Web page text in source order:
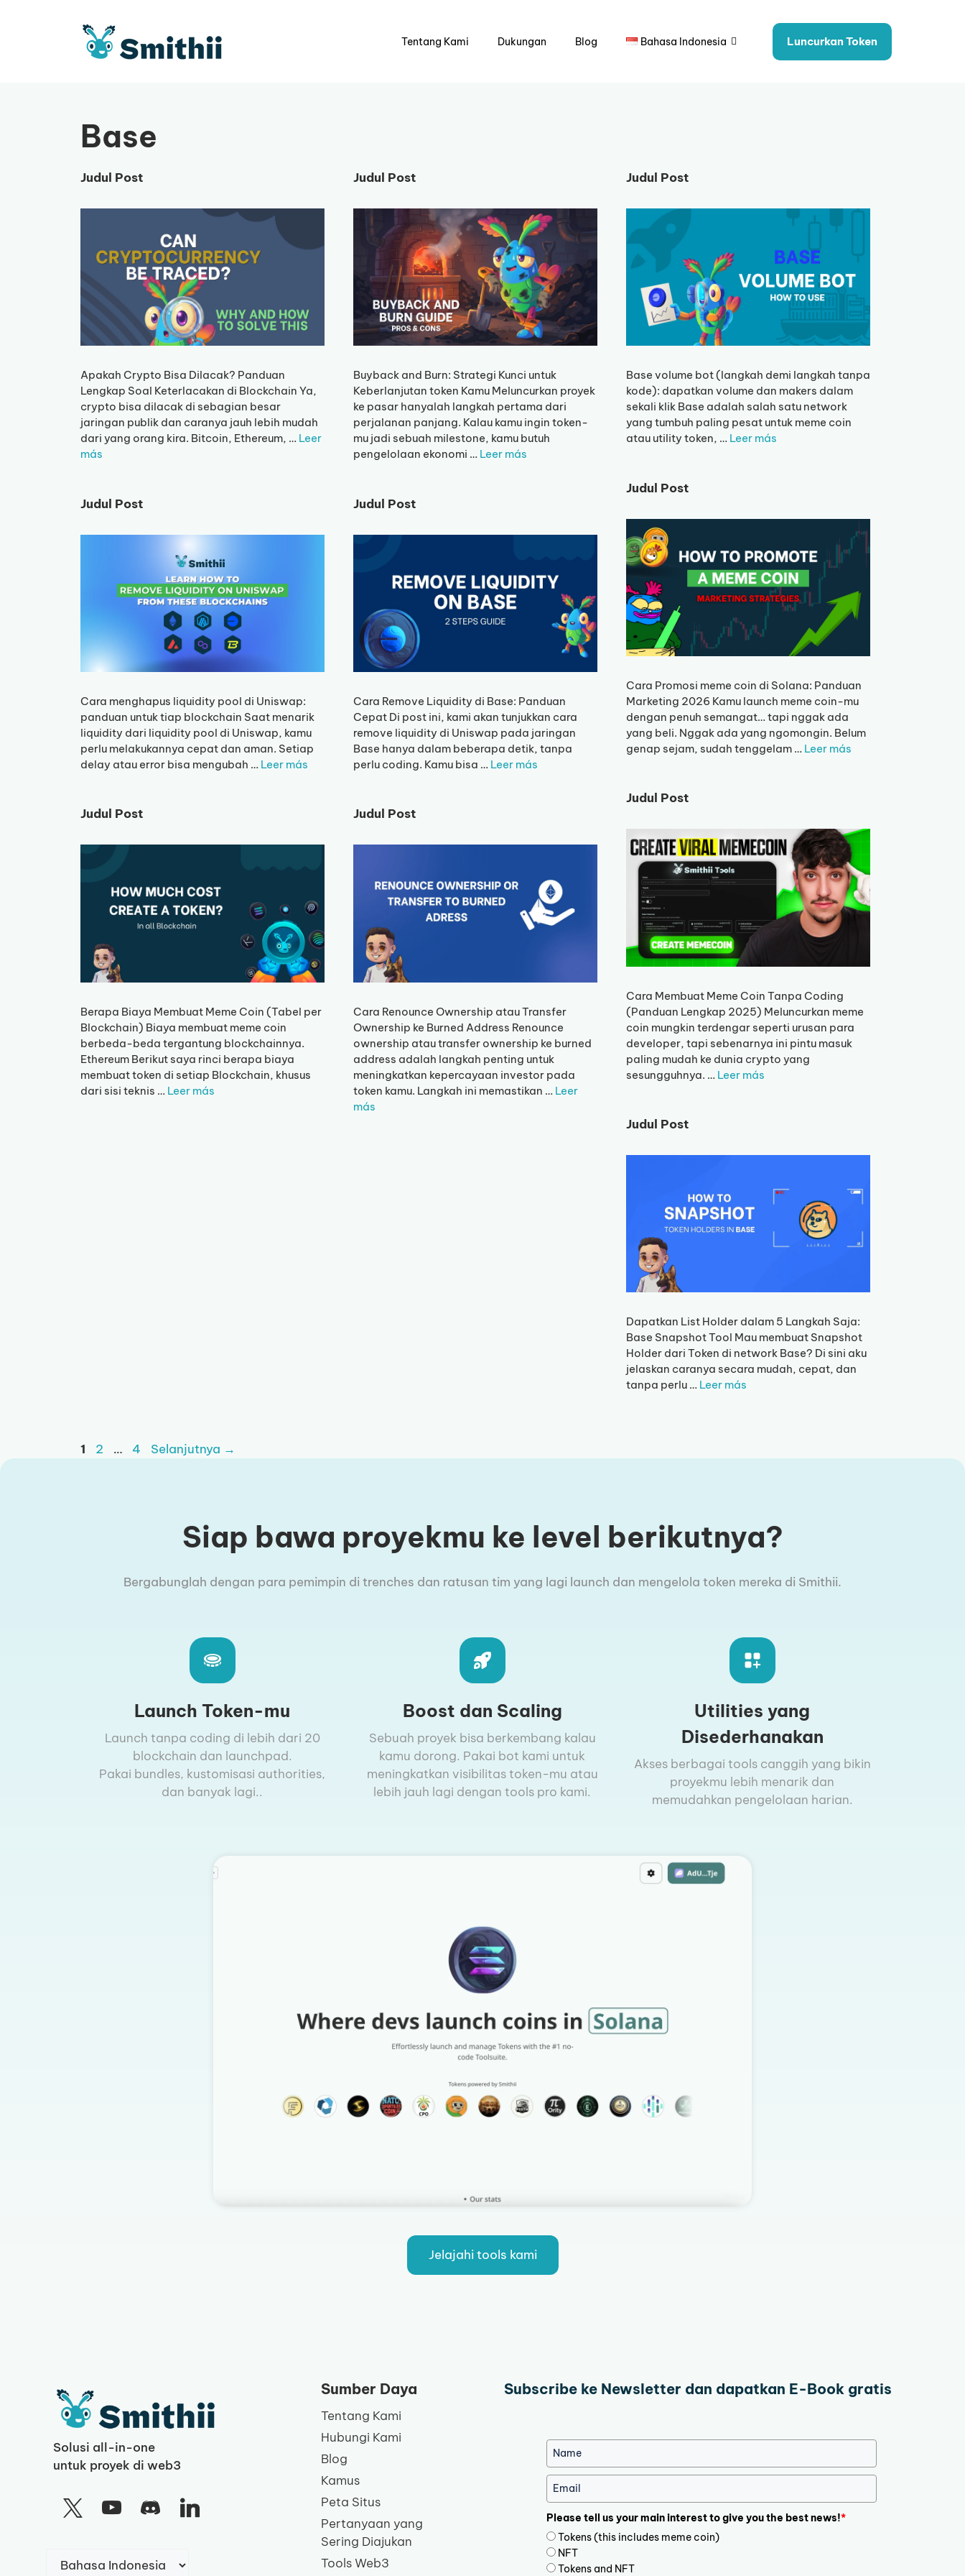
Tentang Kami Dukungan Blog Bahasa Indonesia Luncurkan Token
Base
Judul Post
Apakah Crypto Bisa Dilacak? Panduan
Lengkap Soal Keterlacakan di Blockchain Ya,
crypto bisa dilacak di sebagian besar
jaringan publik dan caranya jauh lebih mudah
dari yang orang kira. Bitcoin, Ethereum, … Leer
más
Judul Post
Buyback and Burn: Strategi Kunci untuk
Keberlanjutan token Kamu Meluncurkan proyek
ke pasar hanyalah langkah pertama dari
perjalanan panjang. Kalau kamu ingin token-
mu jadi sebuah milestone, kamu butuh
pengelolaan ekonomi … Leer más
Judul Post
Base volume bot (langkah demi langkah tanpa
kode): dapatkan volume dan makers dalam
sekali klik Base adalah salah satu network
yang tumbuh paling pesat untuk meme coin
atau utility token, … Leer más
Judul Post
Cara Promosi meme coin di Solana: Panduan
Marketing 2026 Kamu launch meme coin-mu
dengan penuh semangat… tapi nggak ada
yang beli. Nggak ada yang ngomongin. Belum
genap sejam, sudah tenggelam … Leer más
Judul Post
Cara menghapus liquidity pool di Uniswap:
panduan untuk tiap blockchain Saat menarik
liquidity dari liquidity pool di Uniswap, kamu
perlu melakukannya cepat dan aman. Setiap
delay atau error bisa mengubah … Leer más
Judul Post
Cara Remove Liquidity di Base: Panduan
Cepat Di post ini, kami akan tunjukkan cara
remove liquidity di Uniswap pada jaringan
Base hanya dalam beberapa detik, tanpa
perlu coding. Kamu bisa … Leer más
Judul Post
Cara Membuat Meme Coin Tanpa Coding
(Panduan Lengkap 2025) Meluncurkan meme
coin mungkin terdengar seperti urusan para
developer, tapi sebenarnya ini pintu masuk
paling mudah ke dunia crypto yang
sesungguhnya. … Leer más
Judul Post
Berapa Biaya Membuat Meme Coin (Tabel per
Blockchain) Biaya membuat meme coin
berbeda-beda tergantung blockchainnya.
Ethereum Berikut saya rinci berapa biaya
membuat token di setiap Blockchain, khusus
dari sisi teknis … Leer más
Judul Post
Cara Renounce Ownership atau Transfer
Ownership ke Burned Address Renounce
ownership atau transfer ownership ke burned
address adalah langkah penting untuk
meningkatkan kepercayaan investor pada
token kamu. Langkah ini memastikan … Leer
más
Judul Post
Dapatkan List Holder dalam 5 Langkah Saja:
Base Snapshot Tool Mau membuat Snapshot
Holder dari Token di network Base? Di sini aku
jelaskan caranya secara mudah, cepat, dan
tanpa perlu … Leer más
Halaman
1 Halaman
2 … Halaman
4 Selanjutnya →
Siap bawa proyekmu ke level berikutnya?
Bergabunglah dengan para pemimpin di trenches dan ratusan tim yang lagi launch dan mengelola token mereka di Smithii.
Launch Token-mu
Launch tanpa coding di lebih dari 20
blockchain dan launchpad.
Pakai bundles, kustomisasi authorities,
dan banyak lagi..
Boost dan Scaling
Sebuah proyek bisa berkembang kalau
kamu dorong. Pakai bot kami untuk
meningkatkan visibilitas token-mu atau
lebih jauh lagi dengan tools pro kami.
Utilities yang
Disederhanakan
Akses berbagai tools canggih yang bikin
proyekmu lebih menarik dan
memudahkan pengelolaan harian.
Jelajahi tools kami
Solusi all-in-one
untuk proyek di web3
Sumber Daya
Tentang Kami
Hubungi Kami
Blog
Kamus
Peta Situs
Pertanyaan yang
Sering Diajukan
Tools Web3
Subscribe ke Newsletter dan dapatkan E-Book gratis
Please tell us your main interest to give you the best news!*
Tokens (this includes meme coin)
NFT
Tokens and NFT